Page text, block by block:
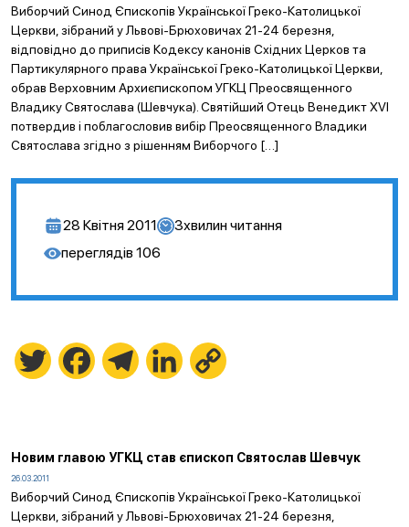
Виборчий Синод Єпископів Української Греко-Католицької
Церкви, зібраний у Львові-Брюховичах 21-24 березня,
відповідно до приписів Кодексу канонів Східних Церков та
Партикулярного права Української Греко-Католицької Церкви,
обрав Верховним Архиєпископом УГКЦ Преосвященного
Владику Святослава (Шевчука). Святійший Отець Венедикт XVI
потвердив і поблагословив вибір Преосвященного Владики
Святослава згідно з рішенням Виборчого […]
28 Квітня 2011 3хвилин читання
переглядів 106
Twitter FacebookTelegramLinkedIn
Новим главою УГКЦ став єпископ Святослав Шевчук
26.03.2011
Виборчий Синод Єпископів Української Греко-Католицької
Церкви, зібраний у Львові-Брюховичах 21-24 березня,